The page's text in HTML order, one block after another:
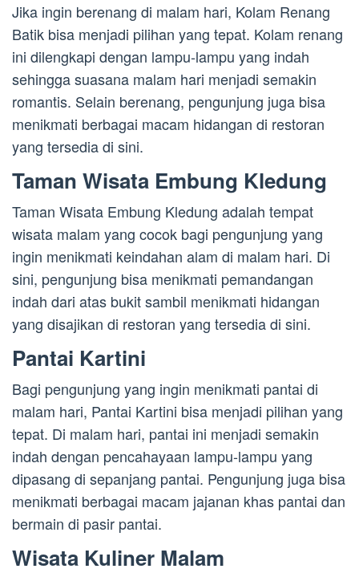
Jika ingin berenang di malam hari, Kolam Renang
Batik bisa menjadi pilihan yang tepat. Kolam renang
ini dilengkapi dengan lampu-lampu yang indah
sehingga suasana malam hari menjadi semakin
romantis. Selain berenang, pengunjung juga bisa
menikmati berbagai macam hidangan di restoran
yang tersedia di sini.
Taman Wisata Embung Kledung
Taman Wisata Embung Kledung adalah tempat
wisata malam yang cocok bagi pengunjung yang
ingin menikmati keindahan alam di malam hari. Di
sini, pengunjung bisa menikmati pemandangan
indah dari atas bukit sambil menikmati hidangan
yang disajikan di restoran yang tersedia di sini.
Pantai Kartini
Bagi pengunjung yang ingin menikmati pantai di
malam hari, Pantai Kartini bisa menjadi pilihan yang
tepat. Di malam hari, pantai ini menjadi semakin
indah dengan pencahayaan lampu-lampu yang
dipasang di sepanjang pantai. Pengunjung juga bisa
menikmati berbagai macam jajanan khas pantai dan
bermain di pasir pantai.
Wisata Kuliner Malam